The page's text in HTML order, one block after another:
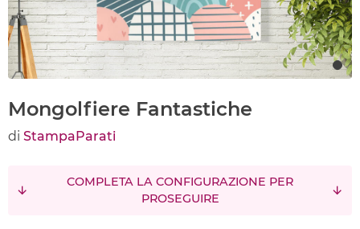
Mongolfiere Fantastiche
di StampaParati
COMPLETA LA CONFIGURAZIONE PER
PROSEGUIRE